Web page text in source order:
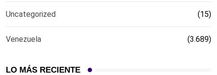
Uncategorized (15)
Venezuela (3.689)
LO MÁS RECIENTE